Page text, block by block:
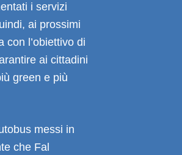
i servizi
ai prossimi
con l’obiettivo di
ai cittadini
green e più
messi in
che Fal